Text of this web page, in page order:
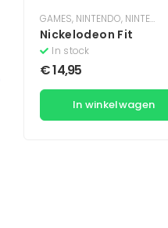
GAMES, NINTENDO, NINTENDO WII
Nickelodeon Fit
In stock
€14,95
In winkelwagen